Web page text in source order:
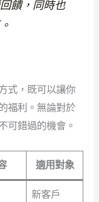
饋，同時也
式，既可以讓你
福利。無論對於
可錯過的機會。
適用對象
新客戶